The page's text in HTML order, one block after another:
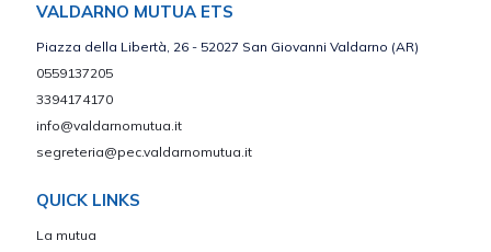
VALDARNO MUTUA ETS
Piazza della Libertà, 26 - 52027 San Giovanni Valdarno (AR)
0559137205
3394174170
info@valdarnomutua.it
segreteria@pec.valdarnomutua.it
QUICK LINKS
La mutua